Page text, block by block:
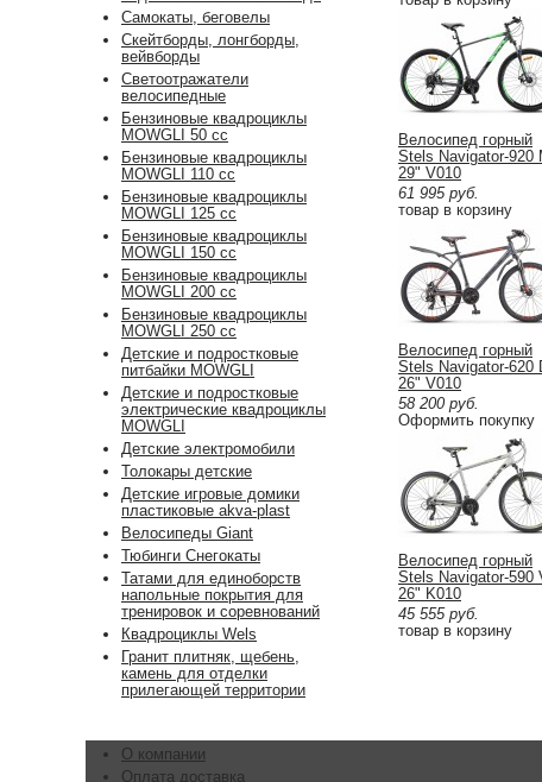
Велосипед горный
Stels Navigator-920
29" V010
61 995 руб.
товар в корзину
Велосипед горный
Stels Navigator-620
26" V010
58 200 руб.
Оформить покупку
Велосипед горный
Stels Navigator-590
26" K010
45 555 руб.
товар в корзину
Самокаты, беговелы
Скейтборды, лонгборды,
вейвборды
Светоотражатели
велосипедные
Бензиновые квадроциклы
MOWGLI 50 cc
Бензиновые квадроциклы
MOWGLI 110 cc
Бензиновые квадроциклы
MOWGLI 125 cc
Бензиновые квадроциклы
MOWGLI 150 cc
Бензиновые квадроциклы
MOWGLI 200 cc
Бензиновые квадроциклы
MOWGLI 250 cc
Детские и подростковые
питбайки MOWGLI
Детские и подростковые
электрические квадроциклы
MOWGLI
Детские электромобили
Толокары детские
Детские игровые домики
пластиковые akva-plast
Велосипеды Giant
Тюбинги Снегокаты
Татами для единоборств
напольные покрытия для
тренировок и соревнований
Квадроциклы Wels
Гранит плитняк, щебень,
камень для отделки
прилегающей территории
О компании
Оплата доставка